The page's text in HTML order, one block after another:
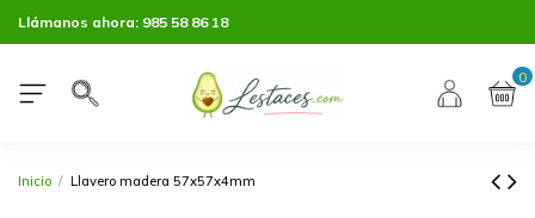
Llámanos ahora: 985 58 86 18
0
Inicio Llavero madera 57x57x4mm